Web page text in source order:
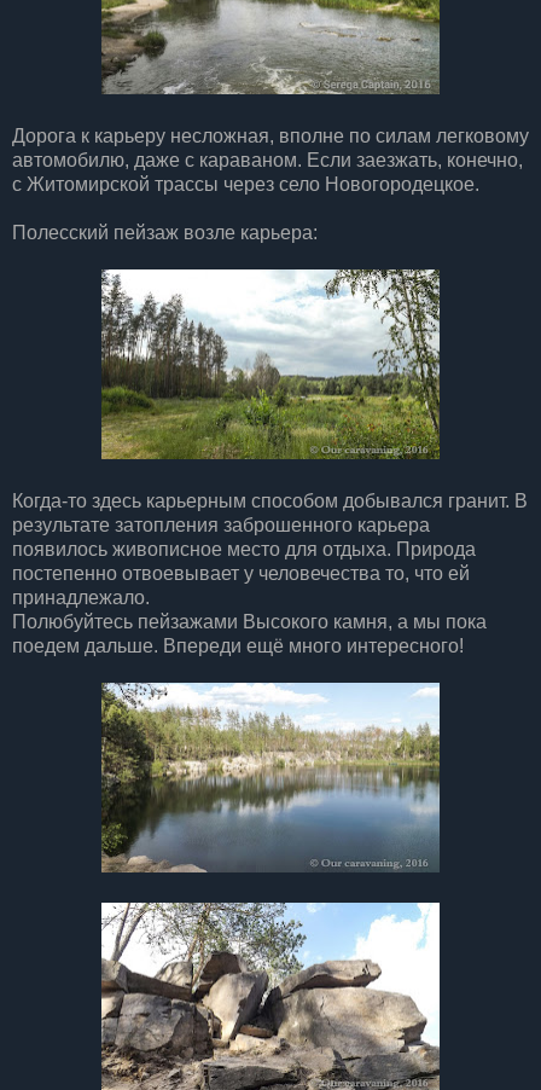
Дорога к карьеру несложная, вполне по силам легковому
автомобилю, даже с караваном. Если заезжать, конечно,
с Житомирской трассы через село Новогородецкое.
Полесский пейзаж возле карьера:
Когда-то здесь карьерным способом добывался гранит. В
результате затопления заброшенного карьера
появилось живописное место для отдыха. Природа
постепенно отвоевывает у человечества то, что ей
принадлежало.
Полюбуйтесь пейзажами Высокого камня, а мы пока
поедем дальше. Впереди ещё много интересного!